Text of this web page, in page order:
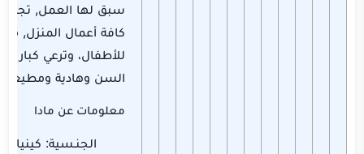
سبق لها العمل, تجيد
كافة أعمال المنزل,
للأطفال، وترعي كبار
السن وهادية ومطيعة.
معلومات عن مادا
الجنـسية: كينيا